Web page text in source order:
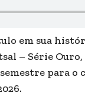
em sua
– Série Ouro,
para o